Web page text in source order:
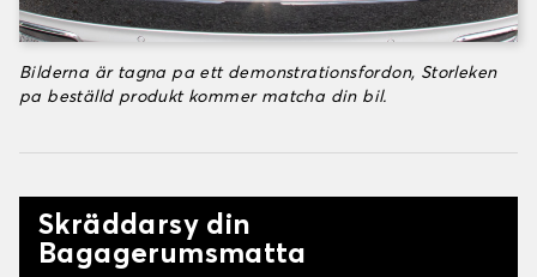
Bilderna är tagna pa ett demonstrationsfordon, Storleken
pa beställd produkt kommer matcha din bil.
Skräddarsy din
Bagagerumsmatta